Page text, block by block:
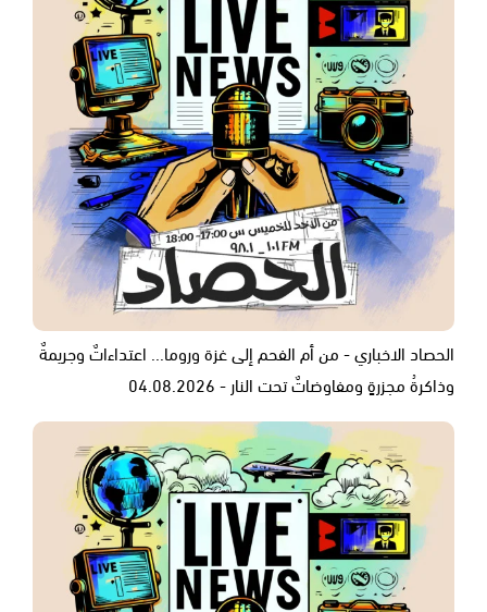
الحصاد الاخباري - من أم الفحم إلى غزة وروما... اعتداءاتٌ وجريمةٌ
وذاكرةُ مجزرةٍ ومفاوضاتٌ تحت النار - 04.08.2026